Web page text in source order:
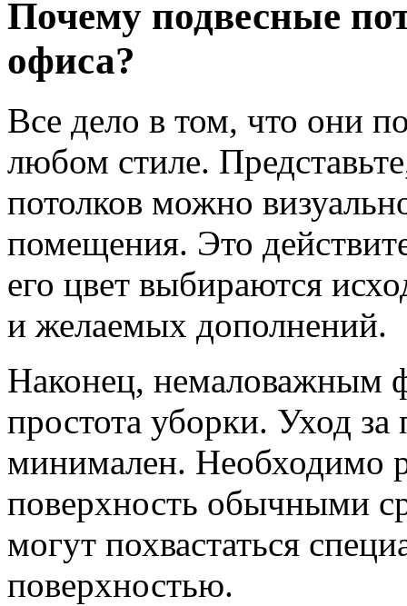
Почему подвесные
офиса?
Все дело в том, что они
любом стиле.
потолков можно
помещения. Это
его цвет выбираются
и желаемых дополнений.
Наконец, немаловажным
простота уборки. Уход
минимален. Необходимо
поверхность обычными
могут похвастаться
поверхностью.